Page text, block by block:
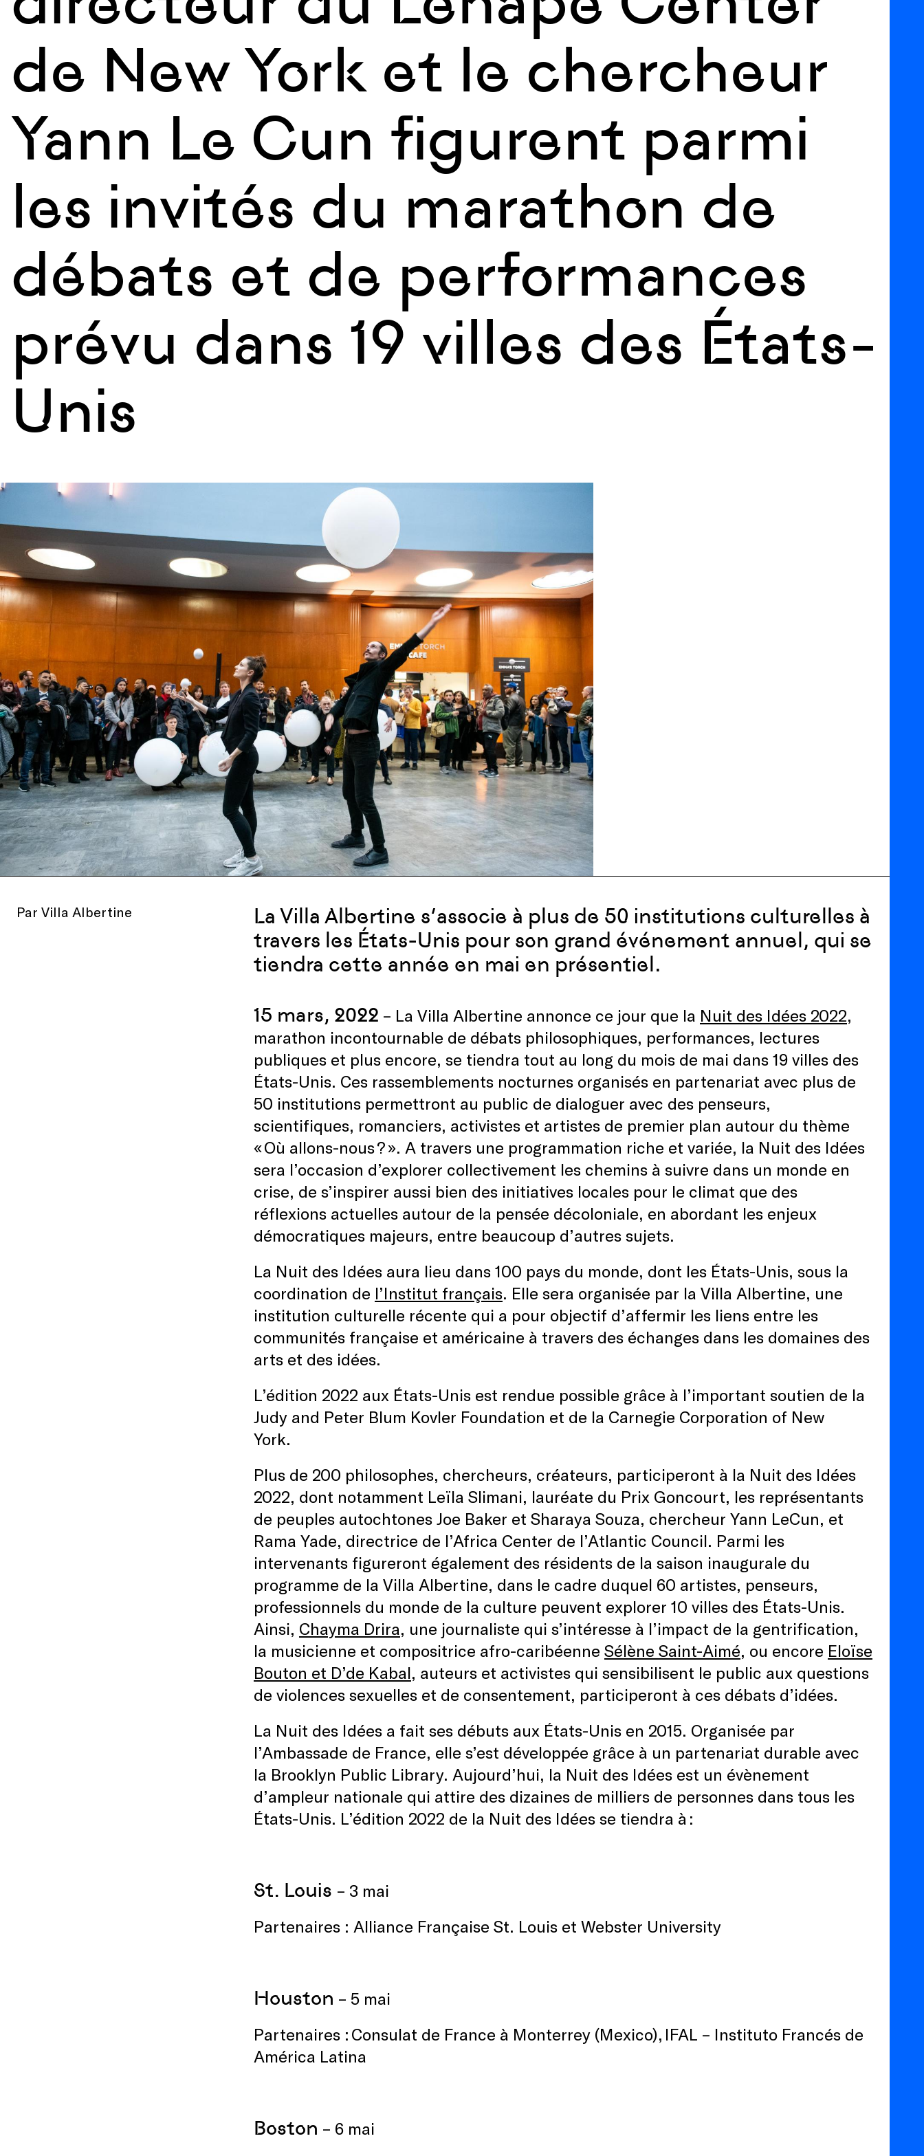
de New York et le chercheur
Yann Le Cun figurent parmi
les invités du marathon de
débats et de performances
prévu dans 19 villes des États-
Unis
Par Villa Albertine
La Villa Albertine s’associe à plus de 50 institutions culturelles à
travers les États-Unis pour son grand événement annuel, qui se
tiendra cette année en mai en présentiel.
15 mars, 2022 – La Villa Albertine annonce ce jour que la Nuit des Idées 2022,
marathon incontournable de débats philosophiques, performances, lectures
publiques et plus encore, se tiendra tout au long du mois de mai dans 19 villes des
États-Unis. Ces rassemblements nocturnes organisés en partenariat avec plus de
50 institutions permettront au public de dialoguer avec des penseurs,
scientifiques, romanciers, activistes et artistes de premier plan autour du thème
« Où allons-nous ? ». A travers une programmation riche et variée, la Nuit des Idées
sera l’occasion d’explorer collectivement les chemins à suivre dans un monde en
crise, de s’inspirer aussi bien des initiatives locales pour le climat que des
réflexions actuelles autour de la pensée décoloniale, en abordant les enjeux
démocratiques majeurs, entre beaucoup d’autres sujets.
La Nuit des Idées aura lieu dans 100 pays du monde, dont les États-Unis, sous la
coordination de l’Institut français. Elle sera organisée par la Villa Albertine, une
institution culturelle récente qui a pour objectif d’affermir les liens entre les
communités française et américaine à travers des échanges dans les domaines des
arts et des idées.
L’édition 2022 aux États-Unis est rendue possible grâce à l’important soutien de la
Judy and Peter Blum Kovler Foundation et de la Carnegie Corporation of New
York.
Plus de 200 philosophes, chercheurs, créateurs, participeront à la Nuit des Idées
2022, dont notamment Leïla Slimani, lauréate du Prix Goncourt, les représentants
de peuples autochtones Joe Baker et Sharaya Souza, chercheur Yann LeCun, et
Rama Yade, directrice de l’Africa Center de l’Atlantic Council. Parmi les
intervenants figureront également des résidents de la saison inaugurale du
programme de la Villa Albertine, dans le cadre duquel 60 artistes, penseurs,
professionnels du monde de la culture peuvent explorer 10 villes des États-Unis.
Ainsi, Chayma Drira, une journaliste qui s’intéresse à l’impact de la gentrification,
la musicienne et compositrice afro-caribéenne Sélène Saint-Aimé, ou encore Eloïse
Bouton et D’de Kabal, auteurs et activistes qui sensibilisent le public aux questions
de violences sexuelles et de consentement, participeront à ces débats d’idées.
La Nuit des Idées a fait ses débuts aux États-Unis en 2015. Organisée par
l’Ambassade de France, elle s’est développée grâce à un partenariat durable avec
la Brooklyn Public Library. Aujourd’hui, la Nuit des Idées est un évènement
d’ampleur nationale qui attire des dizaines de milliers de personnes dans tous les
États-Unis. L’édition 2022 de la Nuit des Idées se tiendra à :
St. Louis – 3 mai
Partenaires : Alliance Française St. Louis et Webster University
Houston – 5 mai
Partenaires : Consulat de France à Monterrey (Mexico), IFAL – Instituto Francés de
América Latina
Boston – 6 mai